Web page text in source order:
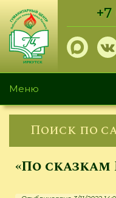
Перейти
основному
содержанию
Меню
Поиск по
«По